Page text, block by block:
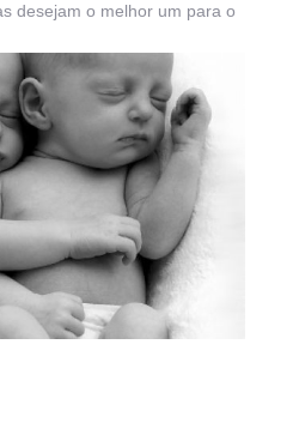
desejam o melhor um para o